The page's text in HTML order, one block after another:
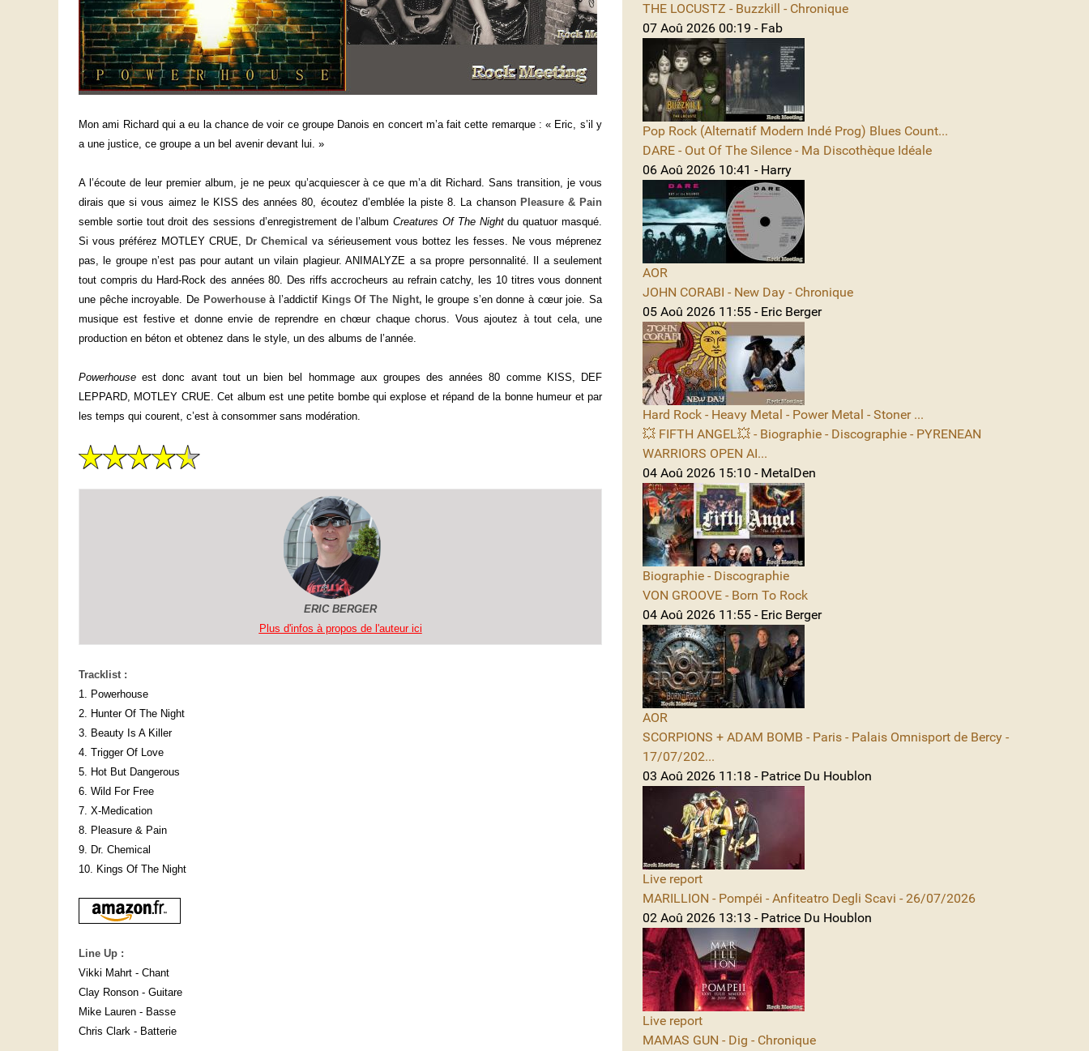
Mon ami Richard qui a eu la chance de voir ce groupe Danois en concert m’a fait cette remarque : « Eric, s’il y
a une justice, ce groupe a un bel avenir devant lui. »
A l’écoute de leur premier album, je ne peux qu’acquiescer à ce que m’a dit Richard. Sans transition, je vous
dirais que si vous aimez le KISS des années 80, écoutez d’emblée la piste 8. La chansonPleasure & Pain
semble sortie tout droit des sessions d’enregistrement de l’album Creatures Of The Nightdu quatuor masqué.
Si vous préférez MOTLEY CRUE, Dr Chemical va sérieusement vous bottez les fesses. Ne vous méprenez
pas, le groupe n’est pas pour autant un vilain plagieur. ANIMALYZE a sa propre personnalité. Il a seulement
tout compris du Hard-Rock des années 80. Des riffs accrocheurs au refrain catchy, les 10 titres vous donnent
une pêche incroyable. De Powerhouseà l’addictif Kings Of The Night, le groupe s’en donne à cœur joie. Sa
musique est festive et donne envie de reprendre en chœur chaque chorus. Vous ajoutez à tout cela, une
production en béton et obtenez dans le style, un des albums de l’année.
Powerhouse est donc avant tout un bien bel hommage aux groupes des années 80 comme KISS, DEF
LEPPARD, MOTLEY CRUE. Cet album est une petite bombe qui explose et répand de la bonne humeur et par
les temps qui courent, c’est à consommer sans modération.
ERIC BERGER
Plus d'infos à propos de l'auteur ici
Tracklist :
1. Powerhouse
2. Hunter Of The Night
3. Beauty Is A Killer
4. Trigger Of Love
5. Hot But Dangerous
6. Wild For Free
7. X-Medication
8. Pleasure & Pain
9. Dr. Chemical
10. Kings Of The Night
Line Up :
Vikki Mahrt - Chant
Clay Ronson - Guitare
Mike Lauren - Basse
Chris Clark - Batterie
THE LOCUSTZ - Buzzkill - Chronique
07 Aoû 2026 00:19 - Fab
Pop Rock (Alternatif Modern Indé Prog) Blues Count...
DARE - Out Of The Silence - Ma Discothèque Idéale
06 Aoû 2026 10:41 - Harry
AOR
JOHN CORABI - New Day - Chronique
05 Aoû 2026 11:55 - Eric Berger
Hard Rock - Heavy Metal - Power Metal - Stoner ...
💥 FIFTH ANGEL💥 - Biographie - Discographie - PYRENEAN
WARRIORS OPEN AI...
04 Aoû 2026 15:10 - MetalDen
Biographie - Discographie
VON GROOVE - Born To Rock
04 Aoû 2026 11:55 - Eric Berger
AOR
SCORPIONS + ADAM BOMB - Paris - Palais Omnisport de Bercy -
17/07/202...
03 Aoû 2026 11:18 - Patrice Du Houblon
Live report
MARILLION - Pompéi - Anfiteatro Degli Scavi - 26/07/2026
02 Aoû 2026 13:13 - Patrice Du Houblon
Live report
MAMAS GUN - Dig - Chronique